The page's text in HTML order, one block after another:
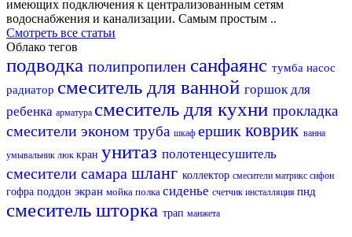
имеющих подключения к централизованным сетям
водоснабжения и канализации. Самым простым ..
Смотреть все статьи
Облако тегов
подводка полипропилен санфаянс тумба насос
радиатор смеситель для ванной горшок для
ребенка арматура смеситель для кухни прокладка
смесители эконом труба шкаф ершик коврик ванна
умывальник люк кран унитаз полотенцесушитель
смесители самара шланг коллектор смесители матрикс сифон
гофра поддон экран мойка полка сиденье счетчик инсталляция пнд
смеситель шторка трап манжета